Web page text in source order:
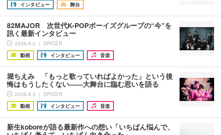
インタビュー
舞台
82MAJOR 次世代K-POPボーイズグループの“今”を
訊く最新インタビュー
2026.8.3 ｜ SPICER
動画
インタビュー 音楽
堀ちえみ 「もっと歌っていればよかった」という後
悔はもうしたくない――大舞台に臨む思いを語る
2026.8.3 ｜ SPICER
動画
インタビュー 音楽
新生koboreが語る最新作への想い「いちばん悩んで、